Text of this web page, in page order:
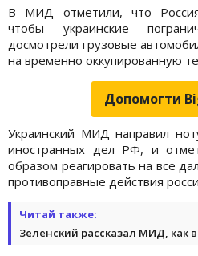
В МИД отметили, что
чтобы украинские
досмотрели грузовые
на временно оккупированную
Допомогти
Украинский МИД направил
иностранных дел РФ, и
образом реагировать на все
противоправные действия
Читай также:
Зеленский рассказал МИД, как